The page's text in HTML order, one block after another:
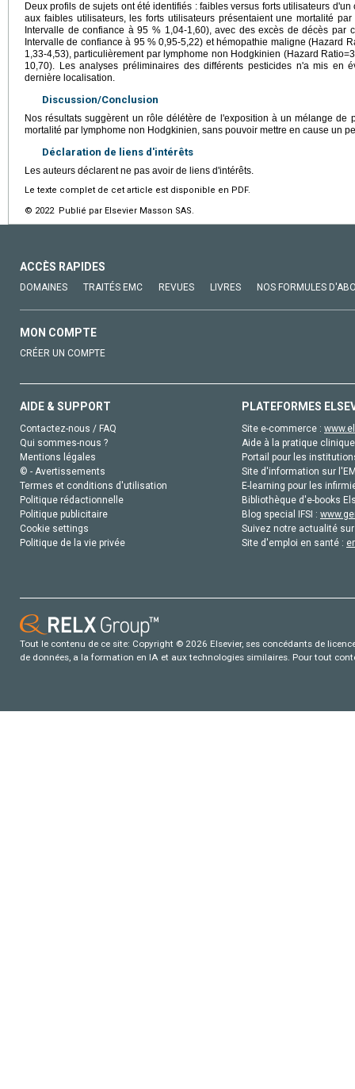
Deux profils de sujets ont été identifiés : faibles versus forts utilisateurs
aux faibles utilisateurs, les forts utilisateurs présentaient une mortalité
Intervalle de confiance à 95 % 1,04-1,60), avec des excès de décès par
Intervalle de confiance à 95 % 0,95-5,22) et hémopathie maligne (Hazard
1,33-4,53), particulièrement par lymphome non Hodgkinien (Hazard
10,70). Les analyses préliminaires des différents pesticides n'a mis en
dernière localisation.
Discussion/Conclusion
Nos résultats suggèrent un rôle délétère de l'exposition à un mélange de
mortalité par lymphome non Hodgkinien, sans pouvoir mettre en cause un
Déclaration de liens d'intérêts
Les auteurs déclarent ne pas avoir de liens d'intérêts.
Le texte complet de cet article est disponible en PDF.
© 2022 Publié par Elsevier Masson SAS.
ACCÈS RAPIDES
DOMAINES TRAITÉS EMC REVUES LIVRES NOS FORMULES
MON COMPTE
CRÉER UN COMPTE
AIDE & SUPPORT
Contactez-nous / FAQ
Qui sommes-nous ?
Mentions légales
© - Avertissements
Termes et conditions d'utilisation
Politique rédactionnelle
Politique publicitaire
Cookie settings
Politique de la vie privée
PLATEFORMES
Site e-commerce :
Aide à la pratique
Portail pour les
Site d'information sur
E-learning pour les
Bibliothèque d'e-books
Blog special IFSI :
Suivez notre actualité
Site d'emploi en santé :
Tout le contenu de ce site: Copyright © 2026 Elsevier, ses concédants de
de données, a la formation en IA et aux technologies similaires. Pour tout